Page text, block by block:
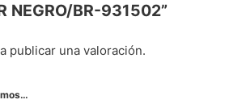
NEGRO/BR-931502”
publicar una valoración.